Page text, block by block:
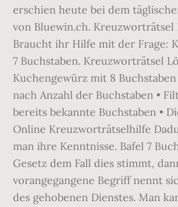
erschien heute bei dem
von Bluewin.ch. Kreuzworträtsel
Braucht ihr Hilfe mit der Frage:
7 Buchstaben. Kreuzworträtsel
Kuchengewürz mit 8 Buchstaben
nach Anzahl der Buchstaben •
bereits bekannte Buchstaben •
Online Kreuzworträtselhilfe
man ihre Kenntnisse. Bafel 7
Gesetz dem Fall dies stimmt,
vorangegangene Begriff nennt
des gehobenen Dienstes. Man